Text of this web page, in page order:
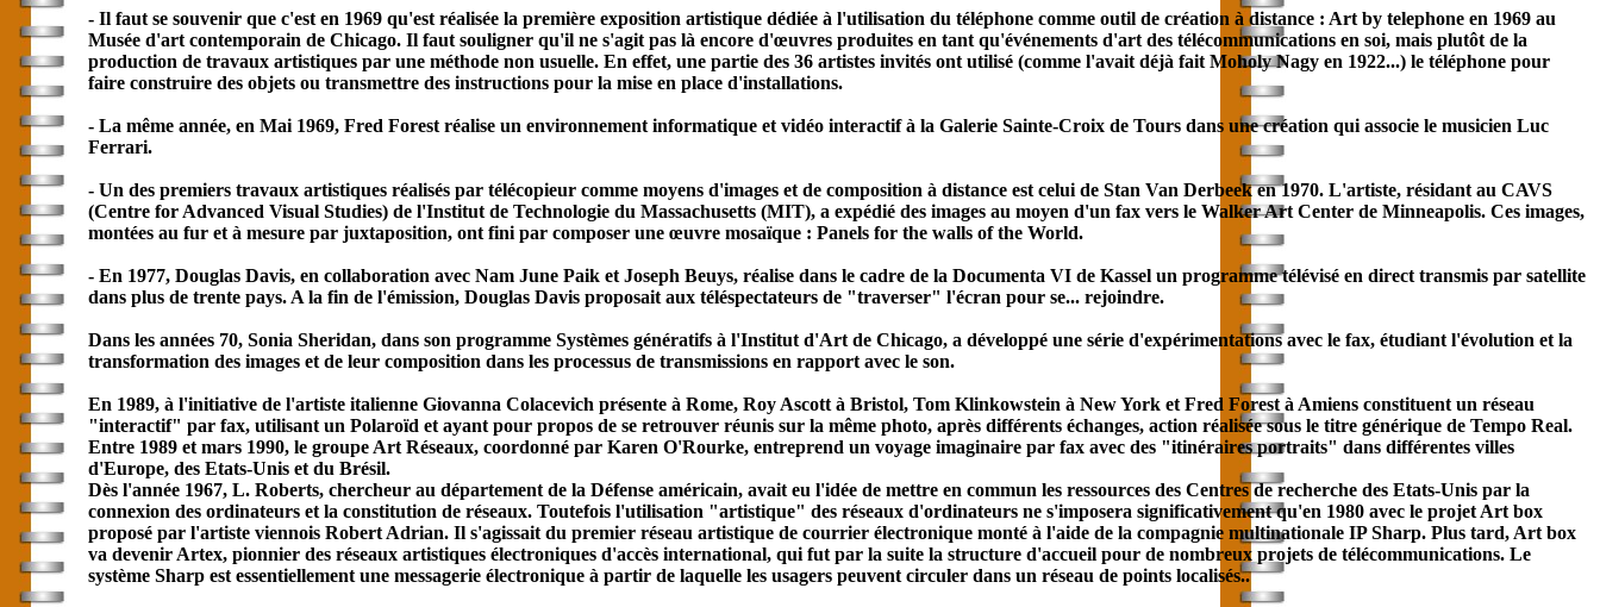
- Il faut se souvenir que c'est en 1969 qu'est réalisée la première exposition artistique dédiée à l'utilisation du téléphone comme outil de création à distance : Art by telephone en 1969 au
Musée d'art contemporain de Chicago. Il faut souligner qu'il ne s'agit pas là encore d'œuvres produites en tant qu'événements d'art des télécommunications en soi, mais plutôt de la
production de travaux artistiques par une méthode non usuelle. En effet, une partie des 36 artistes invités ont utilisé (comme l'avait déjà fait Moholy Nagy en 1922...) le téléphone pour
faire construire des objets ou transmettre des instructions pour la mise en place d'installations.
- La même année, en Mai 1969, Fred Forest réalise un environnement informatique et vidéo interactif à la Galerie Sainte-Croix de Tours dans une création qui associe le musicien Luc
Ferrari.
- Un des premiers travaux artistiques réalisés par télécopieur comme moyens d'images et de composition à distance est celui de Stan Van Derbeek en 1970. L'artiste, résidant au CAVS
(Centre for Advanced Visual Studies) de l'Institut de Technologie du Massachusetts (MIT), a expédié des images au moyen d'un fax vers le Walker Art Center de Minneapolis. Ces images,
montées au fur et à mesure par juxtaposition, ont fini par composer une œuvre mosaïque : Panels for the walls of the World.
- En 1977, Douglas Davis, en collaboration avec Nam June Paik et Joseph Beuys, réalise dans le cadre de la Documenta VI de Kassel un programme télévisé en direct transmis par satellite
dans plus de trente pays. A la fin de l'émission, Douglas Davis proposait aux téléspectateurs de "traverser" l'écran pour se... rejoindre.
Dans les années 70, Sonia Sheridan, dans son programme Systèmes génératifs à l'Institut d'Art de Chicago, a développé une série d'expérimentations avec le fax, étudiant l'évolution et la
transformation des images et de leur composition dans les processus de transmissions en rapport avec le son.
En 1989, à l'initiative de l'artiste italienne Giovanna Colacevich présente à Rome, Roy Ascott à Bristol, Tom Klinkowstein à New York et Fred Forest à Amiens constituent un réseau
"interactif" par fax, utilisant un Polaroïd et ayant pour propos de se retrouver réunis sur la même photo, après différents échanges, action réalisée sous le titre générique de Tempo Real.
Entre 1989 et mars 1990, le groupe Art Réseaux, coordonné par Karen O'Rourke, entreprend un voyage imaginaire par fax avec des "itinéraires portraits" dans différentes villes
d'Europe, des Etats-Unis et du Brésil.
Dès l'année 1967, L. Roberts, chercheur au département de la Défense américain, avait eu l'idée de mettre en commun les ressources des Centres de recherche des Etats-Unis par la
connexion des ordinateurs et la constitution de réseaux. Toutefois l'utilisation "artistique" des réseaux d'ordinateurs ne s'imposera significativement qu'en 1980 avec le projet Art box
proposé par l'artiste viennois Robert Adrian. Il s'agissait du premier réseau artistique de courrier électronique monté à l'aide de la compagnie multinationale IP Sharp. Plus tard, Art box
va devenir Artex, pionnier des réseaux artistiques électroniques d'accès international, qui fut par la suite la structure d'accueil pour de nombreux projets de télécommunications. Le
système Sharp est essentiellement une messagerie électronique à partir de laquelle les usagers peuvent circuler dans un réseau de points localisés..